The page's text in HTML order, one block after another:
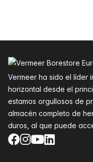
Vermeer ha sido el líder
horizontal desde el
estamos orgullosos de
almacén completo de
duros, al que puede
Facebook
Instagram
YouTube
LinkedIn